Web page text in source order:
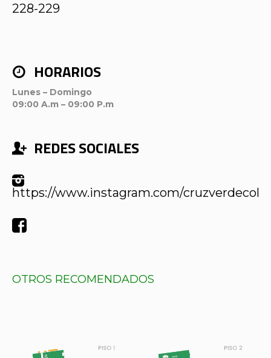
228-229
HORARIOS
Lunes – Domingo
09:00 A.m – 09:00 P.m
REDES SOCIALES
https://www.instagram.com/cruzverdecol/
OTROS RECOMENDADOS